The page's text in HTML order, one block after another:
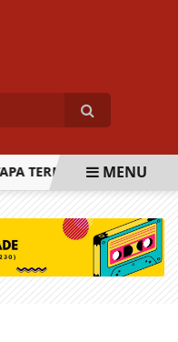
NESTA SEXTA
MENU